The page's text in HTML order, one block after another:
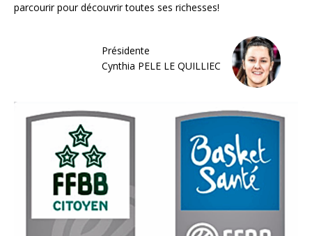
parcourir pour découvrir toutes ses richesses!
Présidente
Cynthia PELE LE QUILLIEC